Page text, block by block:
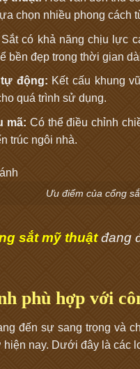
chọn nhiều phong cách
Sắt có khả năng chịu lực
bền đẹp trong thời gian
động: Kết cấu khung
quá trình sử dụng.
mã: Có thể điều chỉnh
trúc ngôi nhà.
Ưu điểm của cổng
sắt mỹ thuậtđang
phù hợp với
đến sự sang trọng và
nay. Dưới đây là các